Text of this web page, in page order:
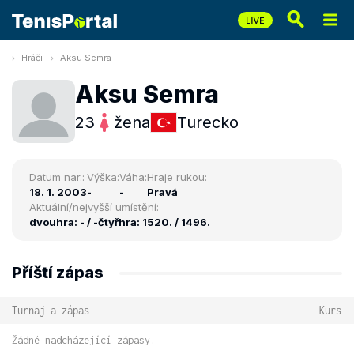
Hráči Aksu Semra
Aksu Semra
23 žena Turecko
Datum nar.:
18. 1. 2003
Výška:
-
Váha:
-
Hraje rukou:
Pravá
Aktuální/nejvyšší umístění:
dvouhra: - / -čtyřhra: 1520. / 1496.
Příští zápas
Turnaj a zápas Kurs
Žádné nadcházející zápasy.